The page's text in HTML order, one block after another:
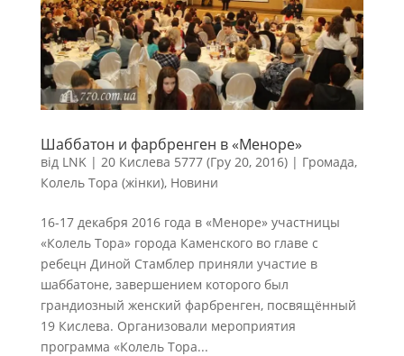
Шаббатон и фарбренген в «Меноре»
від LNK | 20 Кислева 5777 (Гру 20, 2016)| Громада,
Колель Тора (жінки), Новини
16-17 декабря 2016 года в «Меноре» участницы
«Колель Тора» города Каменского во главе с
ребецн Диной Стамблер приняли участие в
шаббатоне, завершением которого был
грандиозный женский фарбренген, посвящённый
19 Кислева. Организовали мероприятия
программа «Колель Тора...